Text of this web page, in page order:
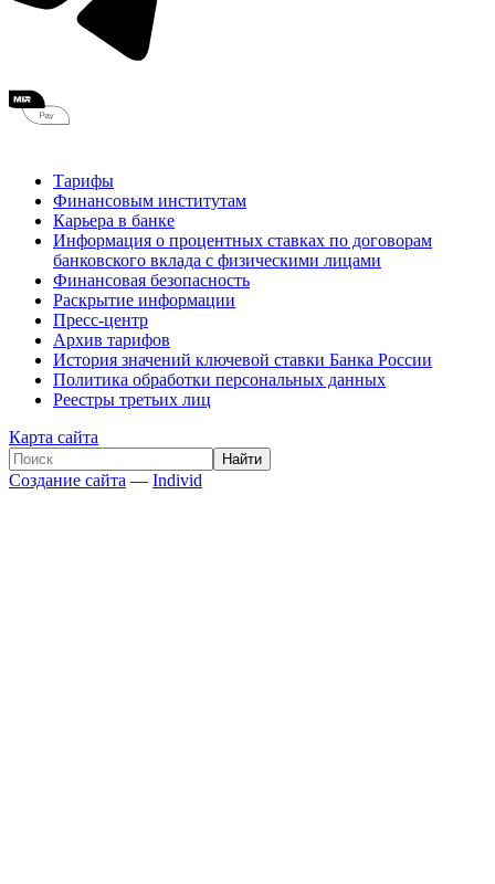
Тарифы
Финансовым институтам
Карьера в банке
Информация о процентных ставках по договорам
банковского вклада с физическими лицами
Финансовая безопасность
Раскрытие информации
Пресс-центр
Архив тарифов
История значений ключевой ставки Банка России
Политика обработки персональных данных
Реестры третьих лиц
Карта сайта
Создание сайта — Individ